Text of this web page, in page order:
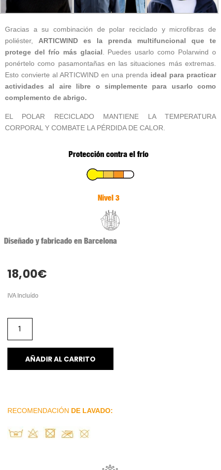
Gracias a su combinación de polar reciclado y microfibras de
poliéster, ARTICWIND es la prenda multifuncional que te
protege del frío más glacial . Puedes usarlo como Polarwind o
ponértelo como pasamontañas en las situaciones más extremas.
Esto convierte al ARTICWIND en una prenda ideal para practicar
actividades al aire libre o simplemente para usarlo como
complemento de abrigo.
EL POLAR RECICLADO MANTIENE LA TEMPERATURA
CORPORAL Y COMBATE LA PÉRDIDA DE CALOR.
Protección contra el frío
Nivel 3
Diseñado y fabricado en Barcelona
18,00€
IVA Incluído
AÑADIR AL CARRITO
RECOMENDACIÓN DE LAVADO: